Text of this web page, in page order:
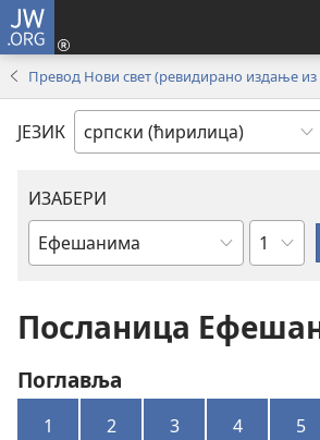
JW.ORG
Превод Нови свет (ревидирано издање из
ЈЕЗИК
ИЗАБЕРИ
Библијска
Посланица
Поглавља
1 2 3 4 5